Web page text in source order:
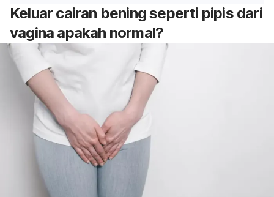
Keluar cairan bening seperti pipis dari
vagina apakah normal?